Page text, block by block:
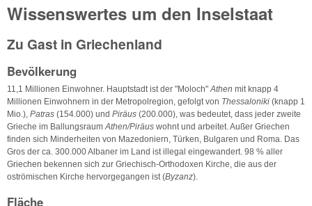
Wissenswertes um den Inselstaat
Zu Gast in Griechenland
Bevölkerung
11,1 Millionen Einwohner. Hauptstadt ist der "Moloch"Athen mit knapp 4
Millionen Einwohnern in der Metropolregion, gefolgt von Thessaloniki (knapp 1
Mio.), Patras (154.000) und Piräus (200.000), was bedeutet, dass jeder zweite
Grieche im BallungsraumAthen/Piräus wohnt und arbeitet. Außer Griechen
finden sich Minderheiten von Mazedoniern, Türken, Bulgaren und Roma. Das
Gros der ca. 300.000 Albaner im Land ist illegal eingewandert. 98 % aller
Griechen bekennen sich zur Griechisch-Orthodoxen Kirche, die aus der
oströmischen Kirche hervorgegangen ist (Byzanz).
Fläche